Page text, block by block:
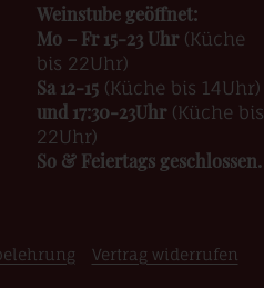
Weinstube geöffnet:
Mo – Fr 15-23 Uhr(Küche
bis 22Uhr)
Sa 12-15(Küche bis 14Uhr)
und 17:30-23Uhr(Küche bis
22Uhr)
So & Feiertags geschlossen.
Vertrag widerrufen